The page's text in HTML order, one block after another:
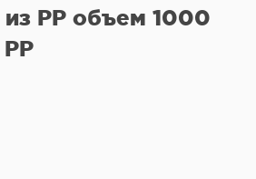
PP объем 1000
РР